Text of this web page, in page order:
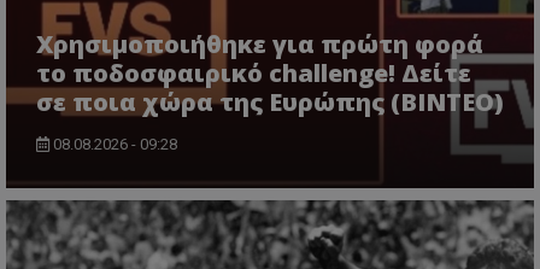
Χρησιμοποιήθηκε για πρώτη φορά
το ποδοσφαιρικό challenge! Δείτε
σε ποια χώρα της Ευρώπης (ΒΙΝΤΕΟ)
08.08.2026 - 09:28